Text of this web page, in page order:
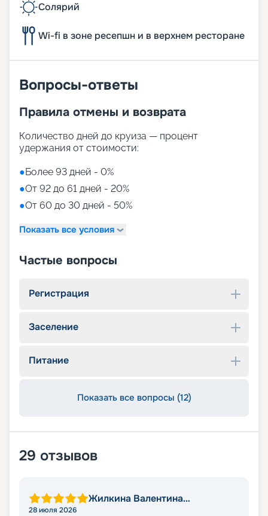
Солярий
Wi-fi в зоне ресепшн и в верхнем ресторане
Вопросы-ответы
Правила отмены и возврата
Количество дней до круиза — процент
удержания от стоимости:
●Более 93 дней - 0%
●От 92 до 61 дней - 20%
●От 60 до 30 дней - 50%
Показать все условия
Частые вопросы
Регистрация
Заселение
Питание
Показать все вопросы (12)
29 отзывов
Жилкина Валентина
28 июля 2026